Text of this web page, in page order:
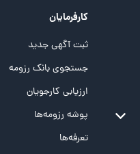
کارفرمایان
ثبت آگهی جدید
جستجوی بانک رزومه
ارزیابی کارجویان
پوشه‌‌ رزومه‌ها
تعرفه‌ها